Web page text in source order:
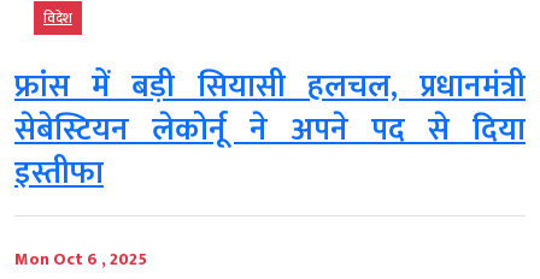
विदेश
फ्रांस में बड़ी सियासी हलचल, प्रधानमंत्री
सेबेस्टियन लेकोर्नू ने अपने पद से दिया
इस्तीफा
Mon Oct 6 , 2025